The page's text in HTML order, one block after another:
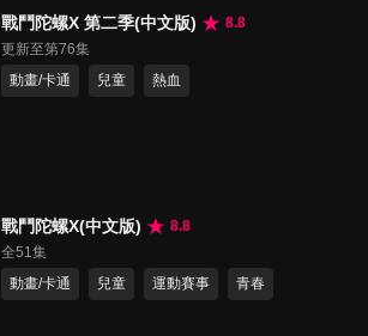
戰鬥陀螺X 第二季(中文版)
8.8
更新至第76集
動畫/卡通
兒童 熱血
戰鬥陀螺X(中文版)
8.8
全51集
動畫/卡通
兒童 運動賽事 青春